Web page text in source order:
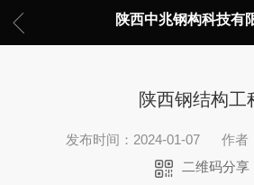
陕西中兆钢构科技有
陕西钢结构工
发布时间：2024-01-07 作者
二维码分享